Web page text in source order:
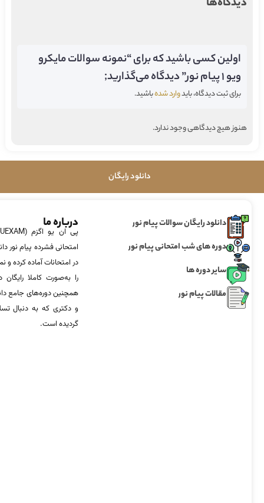
اولین کسی باشید که برای “نمونه سوالات مایکرو
ویو ۱ پیام نور” دیدگاه می‌گذارید;
برای ثبت دیدگاه، بایدوارد شدهباشید.
هنوز هیچ دیدگاهی وجود ندارد.
دانلود رایگان
دانلود رایگان سوالات پیام نور
دوره های شب امتحانی پیام نور
سایر دوره ها
مقالات پیام نور
درباره ما
امتحانی فشرده پیام نور
در امتحانات آماده‌ کرده
را به‌صورت کاملا
همچنین دوره‌های جامع
و دکتری که به دنبال
گردیده است.